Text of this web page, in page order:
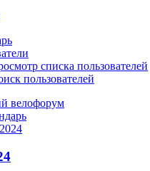
списка пользователей
пользователей
велофорум